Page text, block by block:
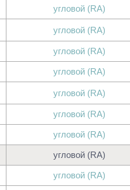
угловой (RA)
угловой (RA)
угловой (RA)
угловой (RA)
угловой (RA)
угловой (RA)
угловой (RA)
угловой (RA)
угловой (RA)